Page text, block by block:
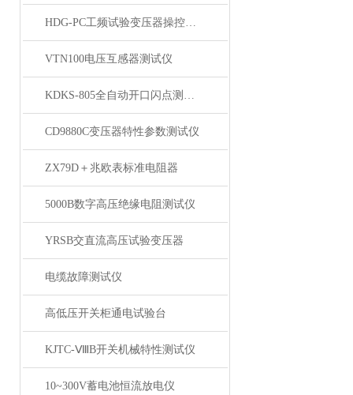
HDG-PC工频试验变压器操控装置
VTN100电压互感器测试仪
KDKS-805全自动开口闪点测定仪
CD9880C变压器特性参数测试仪
ZX79D＋兆欧表标准电阻器
5000B数字高压绝缘电阻测试仪
YRSB交直流高压试验变压器
电缆故障测试仪
高低压开关柜通电试验台
KJTC-ⅧB开关机械特性测试仪
10~300V蓄电池恒流放电仪